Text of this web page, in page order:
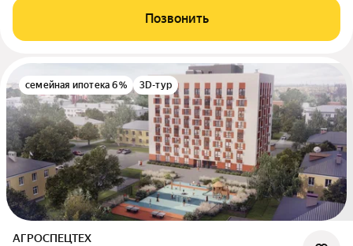
Позвонить
семейная ипотека 6% 3D-тур
АГРОСПЕЦТЕХ